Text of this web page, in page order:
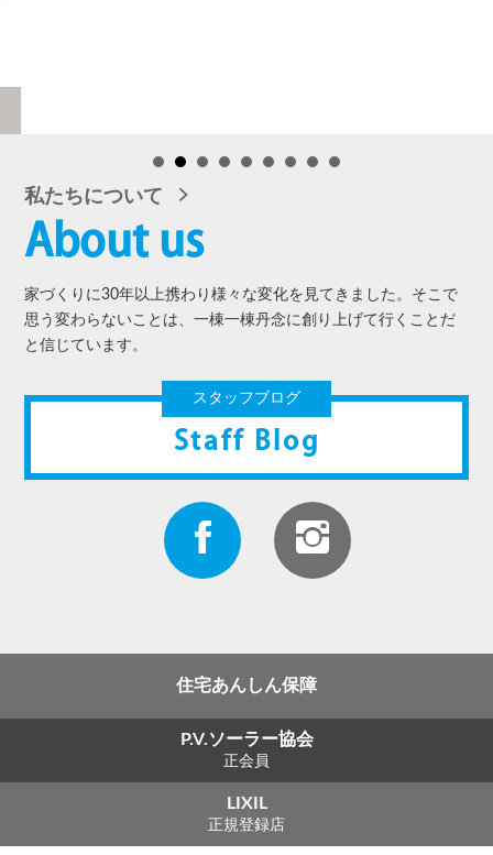
私たちについて
About us
家づくりに30年以上携わり様々な変化を見てきました。そこで
思う変わらないことは、一棟一棟丹念に創り上げて行くことだ
と信じています。
スタッフブログ
Staff Blog
住宅あんしん保障
P.V.ソーラー協会
正会員
LIXIL
正規登録店